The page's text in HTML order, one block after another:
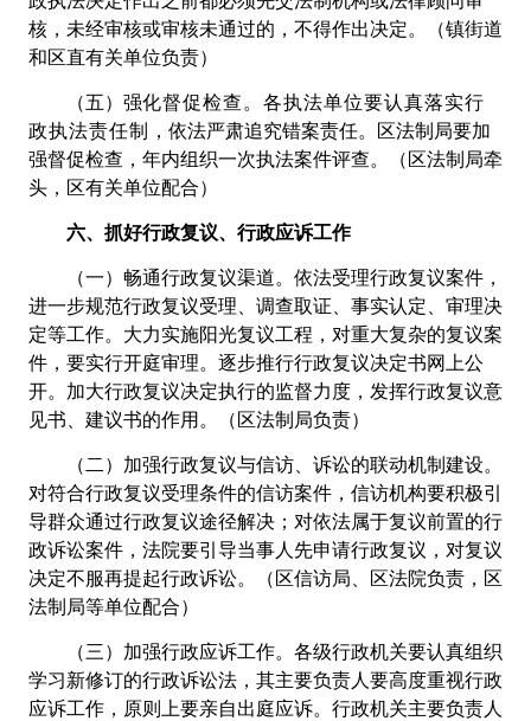
核，未经审核或审核未通过的，不得作出决定。（镇街道
和区直有关单位负责）
（五）强化督促检查。各执法单位要认真落实行
政执法责任制
，依法严肃追究错案责任。区法制局要加
强督促检查，年内组织一次执法案件评查。（区法制局牵
头，区有关单位配合）
六、抓好行政复议、行政应诉工作
（一）畅通行政复议渠道。依法受理行政复议案件，
进一步规范行政复议受理、调查取证、事实认定、审理决
定等工作。大力实施阳光复议工程，对重大复杂的复议案
件，要实行开庭审理。逐步推行行政复议决定书网上公
开。加大行政复议决定执行的监督力度， 发挥行政复议意
见书、建议书的作用。（区法制局负责）
（二）加强行政复议与信访、诉讼的联动机制建设。
对符合行政复议受理条件的信访案件，信访机构要积极引
导群众通过行政复议途径解决；对依法属于复议前置的行
政诉讼案件，法院要引导当事人先申请行政复议，对复议
决定不服再提起行政诉讼。（区信访局、区法院负责，区
法制局等单位配合）
（三）加强行政应诉工作。各级行政机关要认真组织
学习新修订的行政诉讼法，其主要负责人要高度重视行政
应诉工作，原则上要亲自出庭应诉。行政机关主要负责人